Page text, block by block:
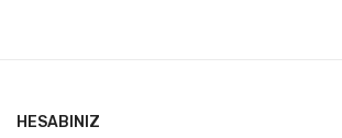
HESABINIZ